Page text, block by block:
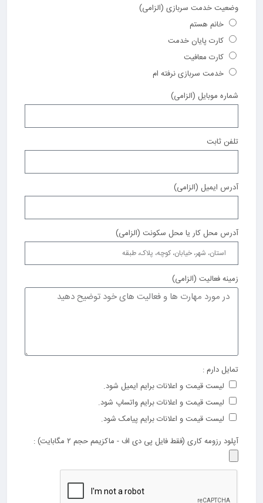
وضعیت خدمت سربازی (الزامی)
خانم هستم
کارت پایان خدمت
کارت معافیت
خدمت سربازی نرفته ام
شماره موبایل (الزامی)
تلفن ثابت
آدرس ایمیل (الزامی)
آدرس محل کار یا محل سکونت (الزامی)
زمینه فعالیت (الزامی)
تمایل دارم :
لیست قیمت و اعلانات برایم ایمیل شود.
لیست قیمت و اعلانات برایم واتساپ شود.
لیست قیمت و اعلانات برایم پیامک شود.
آپلود رزومه کاری (فقط فایل پی دی اف - ماکزیمم حجم ۲ مگابایت) :